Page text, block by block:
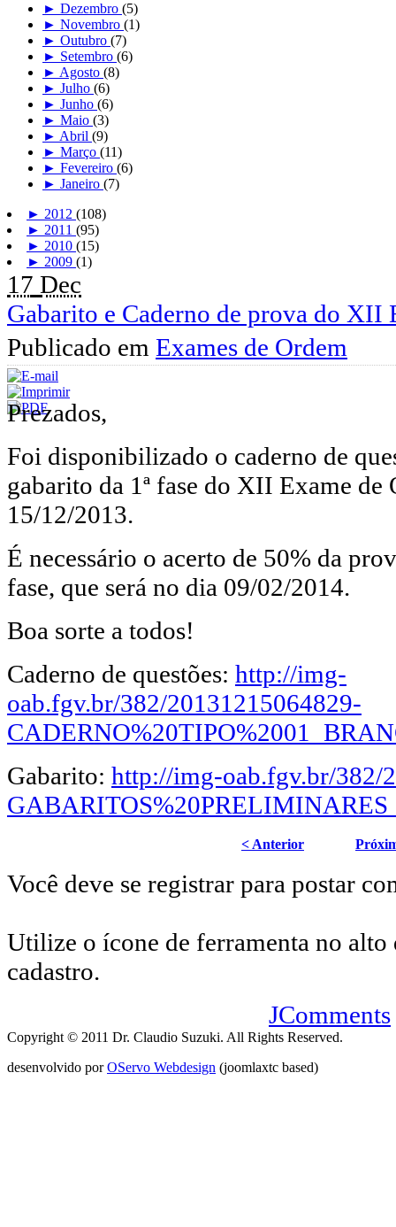
► Dezembro (5)
► Novembro (1)
► Outubro (7)
► Setembro (6)
► Agosto (8)
► Julho (6)
► Junho (6)
► Maio (3)
► Abril (9)
► Março (11)
► Fevereiro (6)
► Janeiro (7)
► 2012 (108)
► 2011 (95)
► 2010 (15)
► 2009 (1)
17 Dec
Gabarito e Caderno de prova do XII
Publicado em Exames de Ordem
Prezados,
Foi disponibilizado o caderno de
gabarito da 1ª fase do XII Exame
15/12/2013.
É necessário o acerto de 50% da
fase, que será no dia 09/02/2014.
Boa sorte a todos!
Caderno de questões: http://img-
oab.fgv.br/382/20131215064829-
Gabarito: http://img-oab.fgv.br/382/
< Anterior
Você deve se registrar para postar
Utilize o ícone de ferramenta no alto
cadastro.
JComments
Copyright © 2011 Dr. Claudio Suzuki. All Rights Reserved.
desenvolvido porOServo Webdesign (joomlaxtc based)